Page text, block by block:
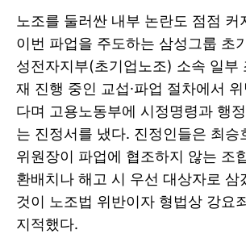
노조를 둘러싼 내부 논란도 점점 커
이번 파업을 주도하는 삼성그룹 초
성전자지부(초기업노조) 소속 일부
재 진행 중인 교섭·파업 절차에서
다며 고용노동부에 시정명령과 행
는 진정서를 냈다. 진정인들은 최승
위원장이 파업에 협조하지 않는 조
환배치나 해고 시 우선 대상자로 삼
것이 노조법 위반이자 형법상 강요
지적했다.